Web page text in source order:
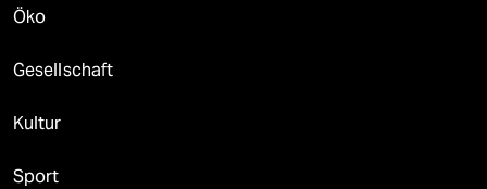
Öko
Gesellschaft
Kultur
Sport